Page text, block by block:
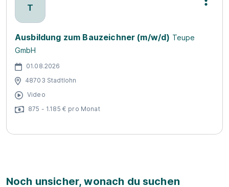
T
Ausbildung zum Bauzeichner (m/w/d) Teupe
GmbH
01.08.2026
48703 Stadtlohn
Video
875 - 1.185 € pro Monat
Noch unsicher, wonach du suchen